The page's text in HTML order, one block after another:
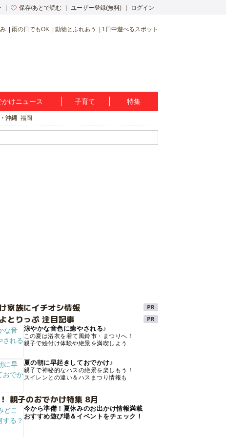
保存/あとで読む ユーザー登録(無料) ログイン
雨の日でもOK 動物とふれあう 1日中遊べるスポット
かけニュース 子育て 特集
沖縄 福岡
家族にイチオシ情報
とりっぷ 注目記事
涼やかな音色に癒やされる♪
この夏は浴衣を着て風鈴市・まつりへ！
親子で絵付け体験や絶景を満喫しよう
夏の朝に早起きしておでかけ♪
親子で神秘的なハスの絶景を楽しもう！
スイレンとの違い＆ハスまつり情報も
親子のおでかけ特集 8月
今から準備！夏休みのお出かけ情報満載
おすすめ遊び場＆イベントをチェック！